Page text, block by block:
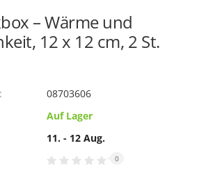
– Wärme und
12 x 12 cm, 2 St.
08703606
Auf Lager
11. - 12 Aug.
0